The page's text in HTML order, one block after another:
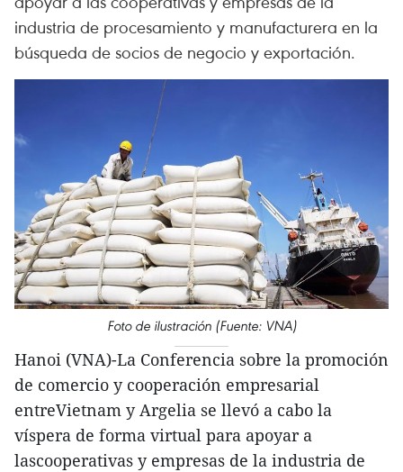
industria de procesamiento y manufacturera en la
búsqueda de socios de negocio y exportación.
Foto de ilustración (Fuente: VNA)
Hanoi (VNA)-La Conferencia sobre la promoción
de comercio y cooperación empresarial
entreVietnam y Argelia se llevó a cabo la
víspera de forma virtual para apoyar a
lascooperativas y empresas de la industria de